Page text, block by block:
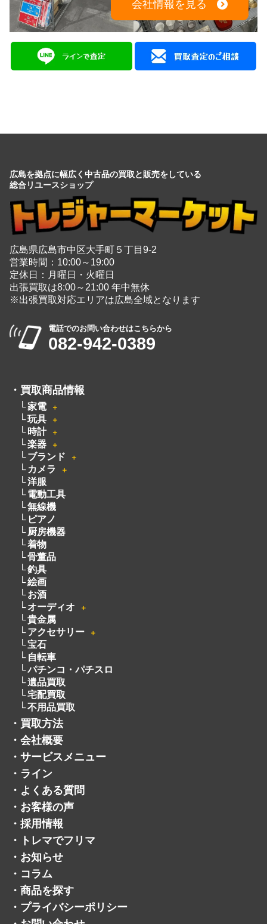
広島県広島市中区大手町５丁目9-2
営業時間：10:00～19:00
定休日：月曜日・火曜日
※出張買取対応エリアは広島全域となります
電話でのお問い合わせはこちらから
082-942-0389
・買取商品情報
時計 ＋
楽器 ＋
ブランド
カメラ
洋服
電動工具
無線機
ピアノ
厨房機器
着物
骨董品
釣具
絵画
お酒
オーディオ
貴金属
アクセサリー
宝石
自転車
パチンコ・パチスロ
遺品買取
宅配買取
不用品買取
買取方法
会社概要
サービスメニュー
・ ライン
・ よくある質問
・ お客様の声
・ 採用情報
・ トレマでフリマ
・ お知らせ
・ コラム
・ 商品を探す
・ プライバシーポリシー
・ お問い合わせ
・ サイトマップ
・ 公式ジモティーアカウント